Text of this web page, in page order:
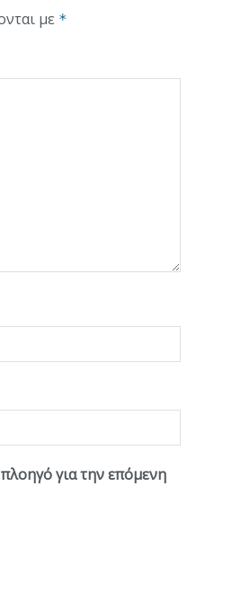
με *
για την επόμενη